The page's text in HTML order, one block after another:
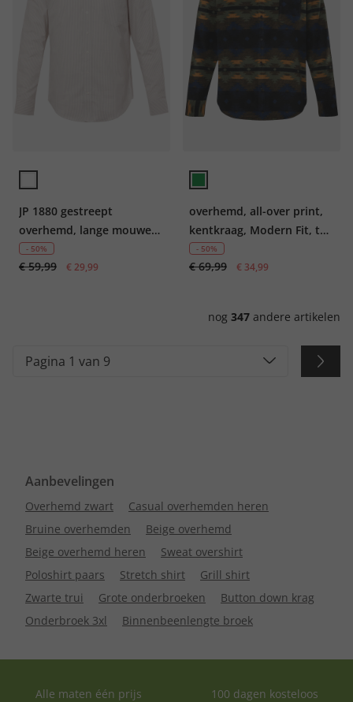
JP 1880 gestreept
overhemd, lange mouwen,
buttondown-kraag,
Modern Fit, tot 8XL
- 50%
€ 59,99 € 29,99
overhemd, all-over print,
kentkraag, Modern Fit, tot
8XL
- 50%
€ 69,99 € 34,99
nog 347 andere artikelen
Pagina 1 van 9
Aanbevelingen
Overhemd zwart
Casual overhemden heren
Bruine overhemden
Beige overhemd
Beige overhemd heren
Sweat overshirt
Poloshirt paars
Stretch shirt
Grill shirt
Zwarte trui
Grote onderbroeken
Button down krag
Onderbroek 3xl
Binnenbeenlengte broek
Alle maten één prijs
100 dagen kosteloos